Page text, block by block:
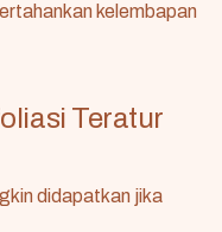
kelembapan
Teratur
didapatkan jika